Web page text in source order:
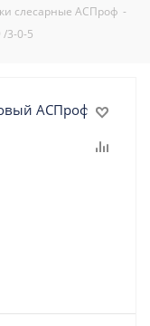
слесарные АСПроф -
3-0-5